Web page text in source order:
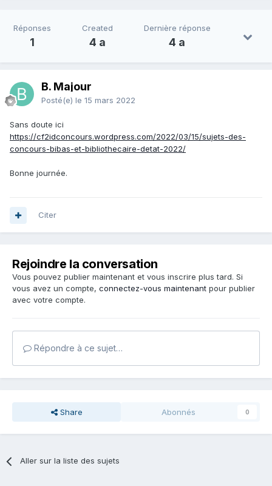
Réponses
1
Created
4 a
Dernière réponse
4 a
B. Majour
Posté(e) le 15 mars 2022
Sans doute ici
https://cf2idconcours.wordpress.com/2022/03/15/sujets-des-
concours-bibas-et-bibliothecaire-detat-2022/
Bonne journée.
Citer
Rejoindre la conversation
Vous pouvez publier maintenant et vous inscrire plus tard. Si
vous avez un compte, connectez-vous maintenant pour publier
avec votre compte.
Répondre à ce sujet…
Share Abonnés 0
Aller sur la liste des sujets